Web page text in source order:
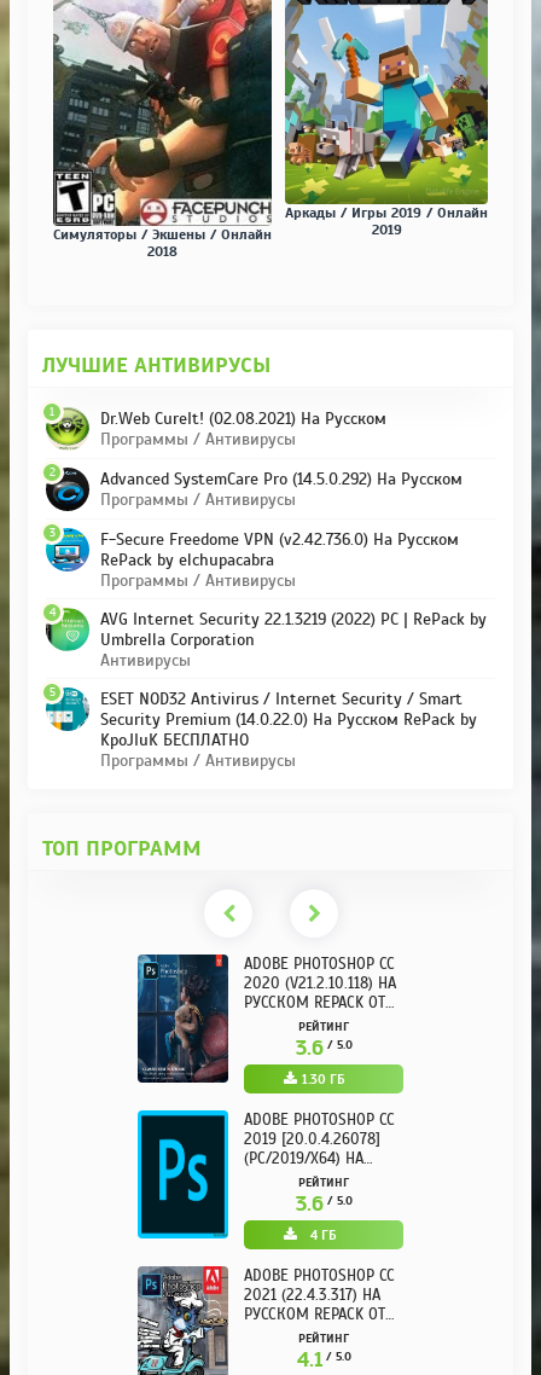
Симуляторы / Экшены / Онлайн
2018
Аркады / Игры 2019 / Онлайн
2019
ЛУЧШИЕ АНТИВИРУСЫ
Dr.Web CureIt! (02.08.2021) На Русском
Программы / Антивирусы
1
Advanced SystemCare Pro (14.5.0.292) На Русском
Программы / Антивирусы
2
F-Secure Freedome VPN (v2.42.736.0) На Русском
RePack by elchupacabra
Программы / Антивирусы
3
AVG Internet Security 22.1.3219 (2022) PC | RePack by
Umbrella Corporation
Антивирусы
4
ESET NOD32 Antivirus / Internet Security / Smart
Security Premium (14.0.22.0) На Русском RePack by
KpoJIuK БЕСПЛАТНО
Программы / Антивирусы
5
ТОП ПРОГРАММ
ADOBE PHOTOSHOP CC
2020 (V21.2.10.118) НА
РУССКОМ REPACK ОТ
KPOJIUKРЕЙТИНГ
3.6/ 5.0
1.30 ГБ
ADOBE PHOTOSHOP CC
2019 [20.0.4.26078]
(PC/2019/X64) НА
РУССКОМРЕЙТИНГ
3.6/ 5.0
4 ГБ
ADOBE PHOTOSHOP CC
2021 (22.4.3.317) НА
РУССКОМ REPACK ОТ
KPOJIUKРЕЙТИНГ
4.1 / 5.0